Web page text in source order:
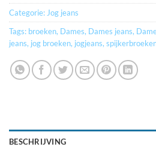
Categorie: Jog jeans
Tags: broeken, Dames, Dames jeans,
jeans, jog broeken, jogjeans,
BESCHRIJVING